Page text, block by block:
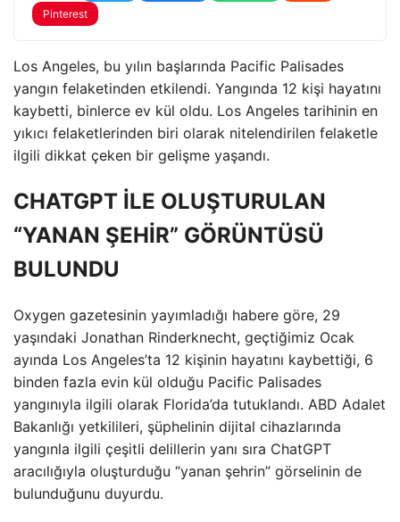
Pinterest
Los Angeles, bu yılın başlarında Pacific Palisades
yangın felaketinden etkilendi. Yangında 12 kişi hayatını
kaybetti, binlerce ev kül oldu. Los Angeles tarihinin en
yıkıcı felaketlerinden biri olarak nitelendirilen felaketle
ilgili dikkat çeken bir gelişme yaşandı.
CHATGPT İLE OLUŞTURULAN
“YANAN ŞEHİR” GÖRÜNTÜSÜ
BULUNDU
Oxygen gazetesinin yayımladığı habere göre, 29
yaşındaki Jonathan Rinderknecht, geçtiğimiz Ocak
ayında Los Angeles’ta 12 kişinin hayatını kaybettiği, 6
binden fazla evin kül olduğu Pacific Palisades
yangınıyla ilgili olarak Florida’da tutuklandı. ABD Adalet
Bakanlığı yetkilileri, şüphelinin dijital cihazlarında
yangınla ilgili çeşitli delillerin yanı sıra ChatGPT
aracılığıyla oluşturduğu “yanan şehrin” görselinin de
bulunduğunu duyurdu.